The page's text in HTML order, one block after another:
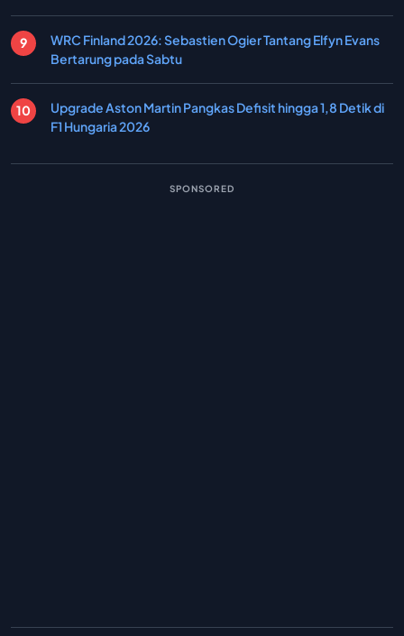
WRC Finland 2026: Sebastien Ogier Tantang Elfyn Evans
Bertarung pada Sabtu
Upgrade Aston Martin Pangkas Defisit hingga 1,8 Detik di
F1 Hungaria 2026
SPONSORED